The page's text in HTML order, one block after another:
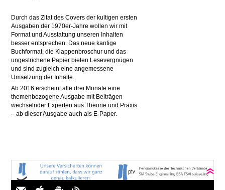
Durch das Zitat des Covers der kultigen ersten
Ausgaben der 1970er-Jahre wollen wir mit
Format und Ausstattung unseren Inhalten
besser entsprechen. Das neue kantige
Buchformat, die Klappenbroschur und das
ungestrichene Papier bieten Lesevergnügen
und sind zugleich eine angemessene
Umsetzung der Inhalte.
Ab 2016 erscheint alle drei Monate eine
themenbezogene Ausgabe mit Beiträgen
wechselnder Experten aus Theorie und Praxis
– ab dieser Ausgabe auch als E-Paper.